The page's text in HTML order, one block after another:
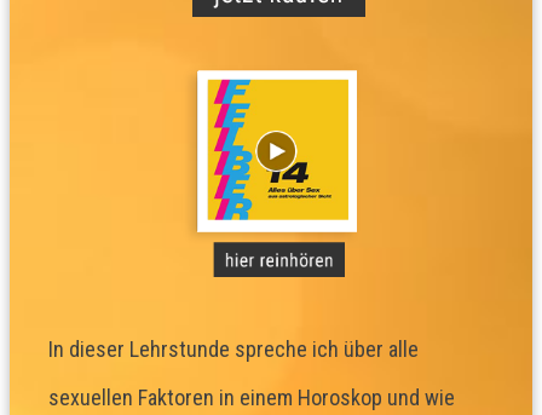
In dieser Lehrstunde spreche ich über alle
sexuellen Faktoren in einem Horoskop und wie